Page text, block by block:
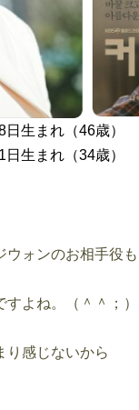
生まれ（46歳）
生まれ（34歳）
ウォンのお相手役も
よね。（＾＾；）
り感じないから